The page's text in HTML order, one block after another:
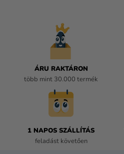
ÁRU RAKTÁRON
több mint 30.000 termék
1 NAPOS SZÁLLÍTÁS
feladást követően